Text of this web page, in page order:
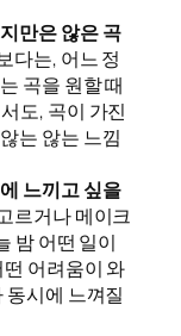
만은 않은 곡
다는, 어느 정
곡을 원할 때
도, 곡이 가진
는 않는 느낌
느끼고 싶을
르거나 메이크
밤 어떤 일이
어려움이 와
동시에 느껴질